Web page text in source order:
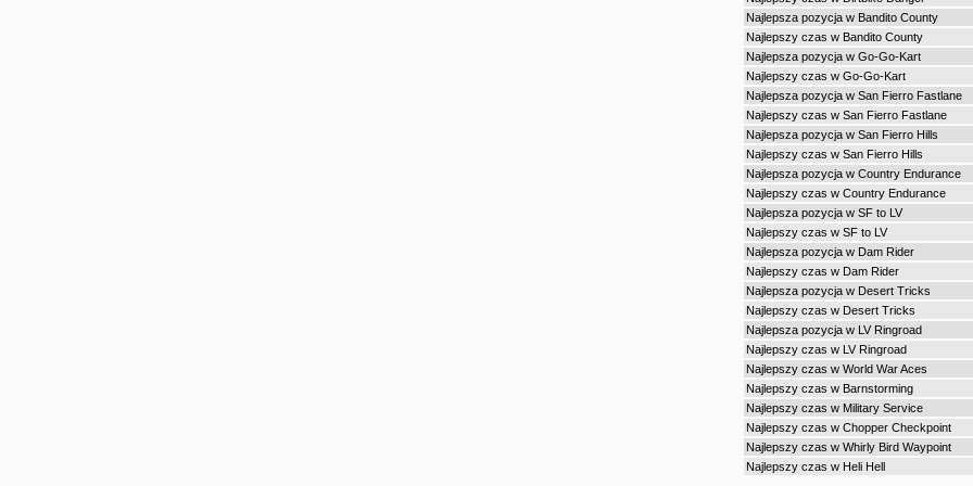
Najlepsza pozycja w Bandito County
Najlepszy czas w Bandito County
Najlepsza pozycja w Go-Go-Kart
Najlepszy czas w Go-Go-Kart
Najlepsza pozycja w San Fierro Fastlane
Najlepszy czas w San Fierro Fastlane
Najlepsza pozycja w San Fierro Hills
Najlepszy czas w San Fierro Hills
Najlepsza pozycja w Country Endurance
Najlepszy czas w Country Endurance
Najlepsza pozycja w SF to LV
Najlepszy czas w SF to LV
Najlepsza pozycja w Dam Rider
Najlepszy czas w Dam Rider
Najlepsza pozycja w Desert Tricks
Najlepszy czas w Desert Tricks
Najlepsza pozycja w LV Ringroad
Najlepszy czas w LV Ringroad
Najlepszy czas w World War Aces
Najlepszy czas w Barnstorming
Najlepszy czas w Military Service
Najlepszy czas w Chopper Checkpoint
Najlepszy czas w Whirly Bird Waypoint
Najlepszy czas w Heli Hell